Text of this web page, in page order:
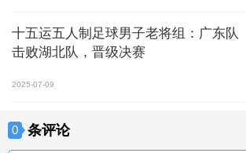
十五运五人制足球男子老将组：广东队
击败湖北队，晋级决赛
2025-07-09
0 条评论